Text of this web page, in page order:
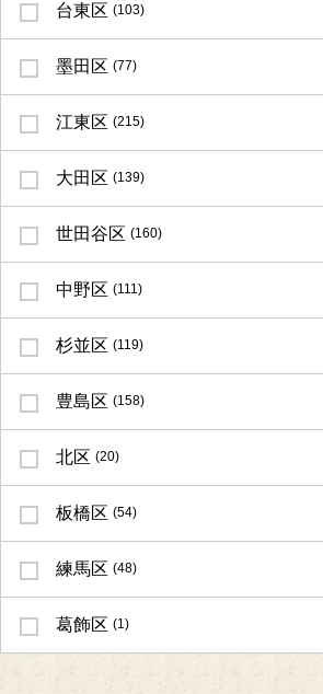
台東区 (103)
墨田区 (77)
江東区 (215)
大田区 (139)
世田谷区 (160)
中野区 (111)
杉並区 (119)
豊島区 (158)
北区 (20)
板橋区 (54)
練馬区 (48)
葛飾区 (1)